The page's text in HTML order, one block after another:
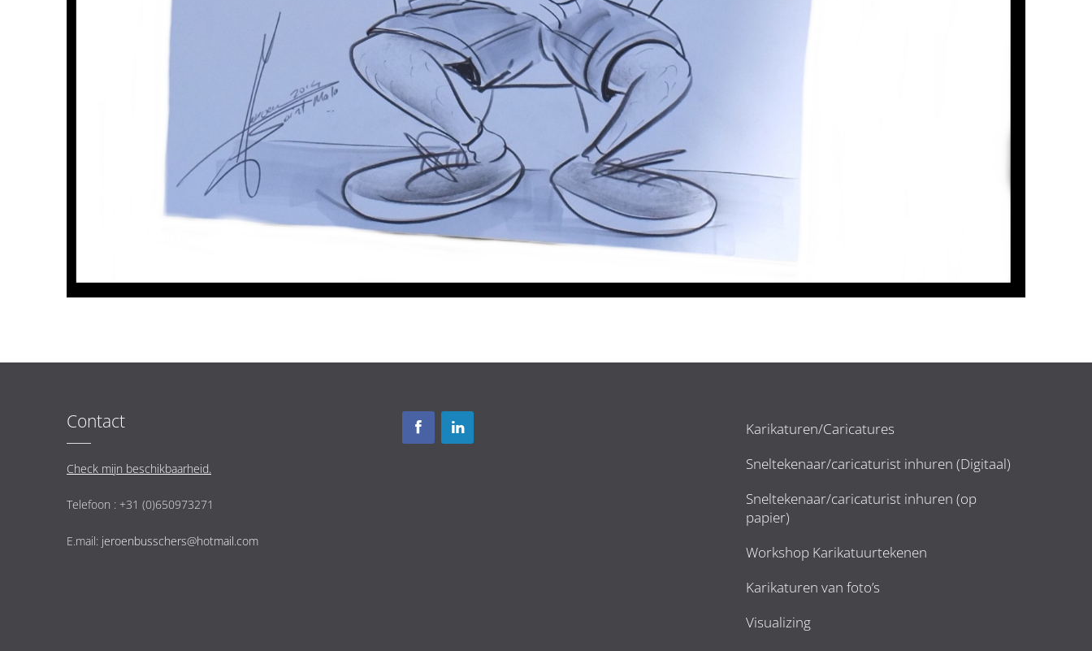
Contact
Check mijn beschikbaarheid.
Telefoon : +31 (0)650973271
E.mail: jeroenbusschers@hotmail.com
Karikaturen/Caricatures
Sneltekenaar/caricaturist inhuren (Digitaal)
Sneltekenaar/caricaturist inhuren (op
papier)
Workshop Karikatuurtekenen
Karikaturen van foto’s
Visualizing